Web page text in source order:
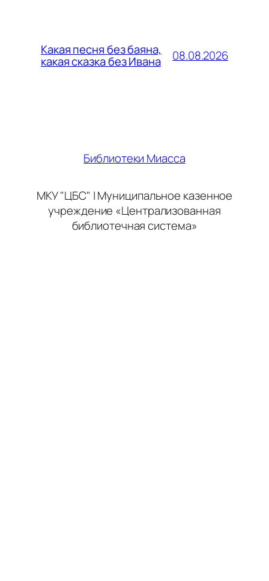
Какая песня без баяна,
какая сказка без Ивана 08.08.2026
Библиотеки Миасса
МКУ "ЦБС" | Муниципальное казенное
учреждение «Централизованная
библиотечная система»